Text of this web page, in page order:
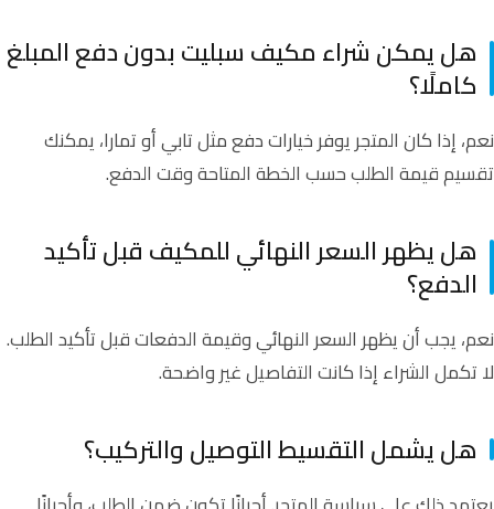
هل يمكن شراء مكيف سبليت بدون دفع المبلغ
كاملًا؟
نعم، إذا كان المتجر يوفر خيارات دفع مثل تابي أو تمارا، يمكنك
تقسيم قيمة الطلب حسب الخطة المتاحة وقت الدفع.
هل يظهر السعر النهائي للمكيف قبل تأكيد
الدفع؟
نعم، يجب أن يظهر السعر النهائي وقيمة الدفعات قبل تأكيد الطلب.
لا تكمل الشراء إذا كانت التفاصيل غير واضحة.
هل يشمل التقسيط التوصيل والتركيب؟